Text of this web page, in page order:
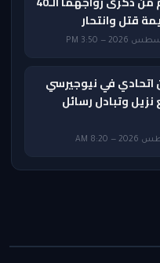
قتل وانتحار
اتحادي في نيوجيرسي
وتبادل رسائل